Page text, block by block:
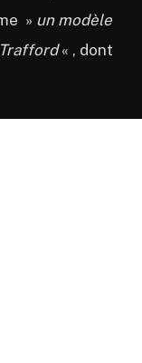
» un modèle
« , dont